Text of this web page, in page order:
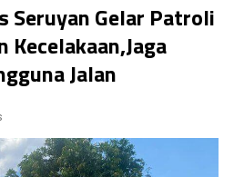
Seruyan Gelar Patroli
Kecelakaan,Jaga
Jalan